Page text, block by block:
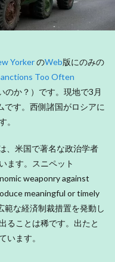
YorkerのWeb版にのみの
Too Often
のか？）です。現地で3月
です。西側諸国がロシアに
。
、米国で著名な政治学者
ます。スニペット
weaponry against
meaningful or timely
範な経済制裁措置を発動し
ることは稀です。出たと
います。